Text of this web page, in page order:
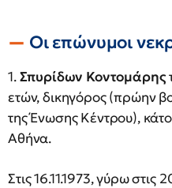
Οι επώνυμοι
1.Σπυρίδων Κοντομάρης
ετών, δικηγόρος (πρώην
της Ένωσης Κέντρου),
Αθήνα.
Στις 16.11.1973, γύρω